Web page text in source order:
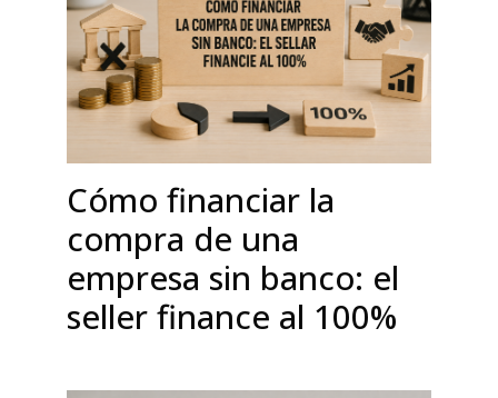
Cómo financiar la
compra de una
empresa sin banco: el
seller finance al 100%